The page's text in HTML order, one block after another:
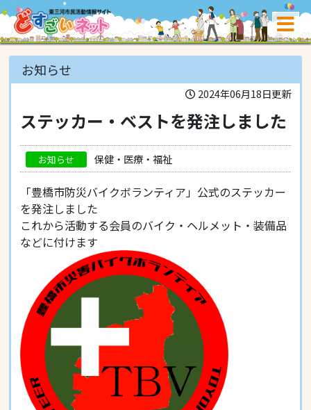
お知らせ
2024年06月18日更新
ステッカー・ベストを発注しました
お知らせ 保健・医療・福祉
「豊橋市防災バイクボランティア」公式のステッカー
を発注しました
これから活動する会員のバイク・ヘルメット・装備品
などに付けます